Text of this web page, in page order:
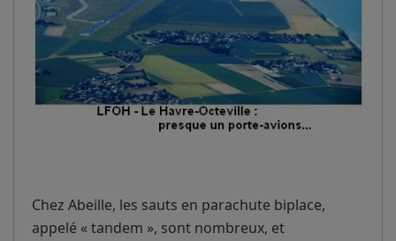
Chez Abeille, les sauts en parachute biplace,
appelé « tandem », sont nombreux, et